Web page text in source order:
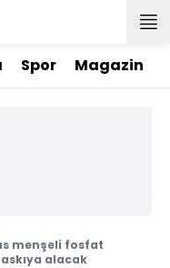
Spor Magazin
menşeli fosfat
alacak